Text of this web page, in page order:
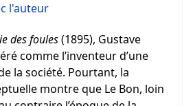
l'auteur
des foules(1895), Gustave
comme l’inventeur d’une
la société. Pourtant, la
montre que Le Bon, loin